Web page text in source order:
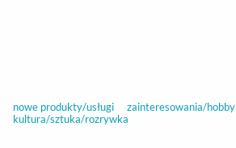
nowe produkty/usługi
zainteresowania/hobby
kultura/sztuka/rozrywka